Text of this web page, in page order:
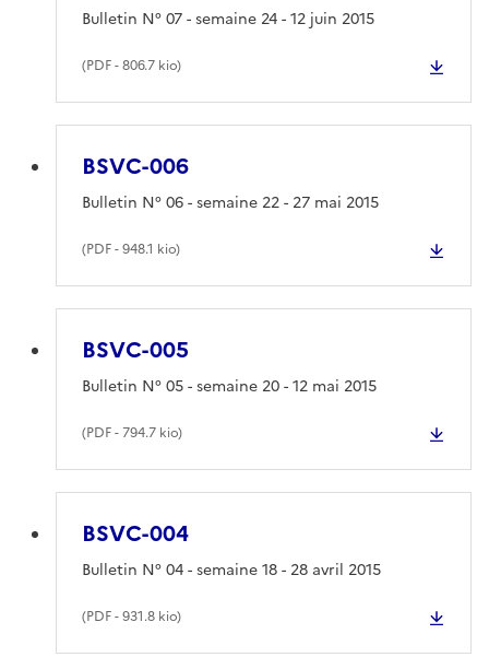
(PDF- 806.7 kio)
Bulletin N° 07 - semaine 24 - 12 juin 2015
BSVC-006
(PDF- 948.1 kio)
Bulletin N° 06 - semaine 22 - 27 mai 2015
BSVC-005
(PDF- 794.7 kio)
Bulletin N° 05 - semaine 20 - 12 mai 2015
BSVC-004
(PDF- 931.8 kio)
Bulletin N° 04 - semaine 18 - 28 avril 2015